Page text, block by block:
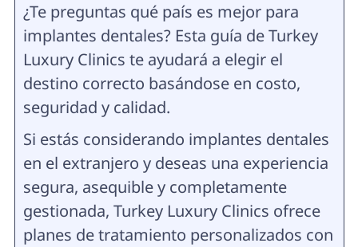
¿Te preguntas qué país es mejor para
implantes dentales? Esta guía de Turkey
Luxury Clinics te ayudará a elegir el
destino correcto basándose en costo,
seguridad y calidad.
Si estás considerando implantes dentales
en el extranjero y deseas una experiencia
segura, asequible y completamente
gestionada, Turkey Luxury Clinics ofrece
planes de tratamiento personalizados con